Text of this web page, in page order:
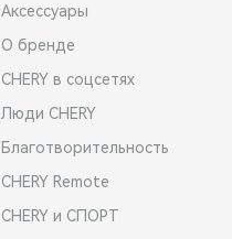
Аксессуары
О бренде
CHERY в соцсетях
Люди CHERY
Благотворительность
CHERY Remote
CHERY и СПОРТ